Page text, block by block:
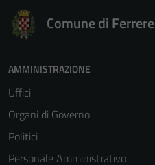
Comune di Ferrere
AMMINISTRAZIONE
Uffici
Organi di Governo
Politici
Personale Amministrativo